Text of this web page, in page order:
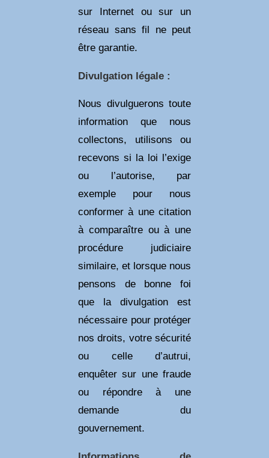
sur Internet ou sur un
réseau sans fil ne peut
être garantie.
Divulgation légale :
Nous divulguerons toute
information que nous
collectons, utilisons ou
recevons si la loi l’exige
ou l’autorise, par
exemple pour nous
conformer à une citation
à comparaître ou à une
procédure judiciaire
similaire, et lorsque nous
pensons de bonne foi
que la divulgation est
nécessaire pour protéger
nos droits, votre sécurité
ou celle d’autrui,
enquêter sur une fraude
ou répondre à une
demande du
gouvernement.